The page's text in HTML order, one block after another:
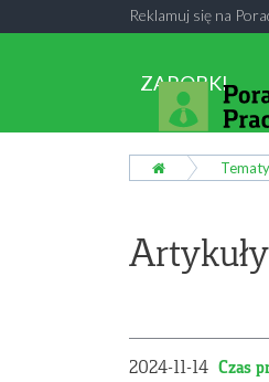
Reklamuj się na
ZAROBKI
Tematy
2024-11-14 Czas